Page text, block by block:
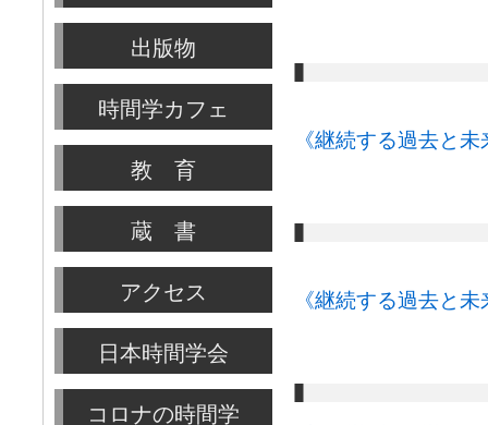
出版物
時間学カフェ
教 育
蔵 書
アクセス
日本時間学会
コロナの時間学
《継続する過去と未
《継続する過去と未